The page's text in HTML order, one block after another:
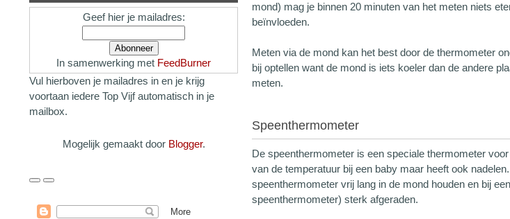
mond) mag je binnen 20 minuten van het meten niets
beïnvloeden.
Meten via de mond kan het best door de thermometer
bij optellen want de mond is iets koeler dan de andere
meten.
Speenthermometer
De speenthermometer is een speciale thermometer
van de temperatuur bij een baby maar heeft ook
speenthermometer vrij lang in de mond houden en bij
speenthermometer) sterk afgeraden.
Geef hier je mailadres:
In samenwerking met FeedBurner
Vul hierboven je mailadres in en je krijg
voortaan iedere Top Vijf automatisch in je
mailbox.
Mogelijk gemaakt door Blogger.